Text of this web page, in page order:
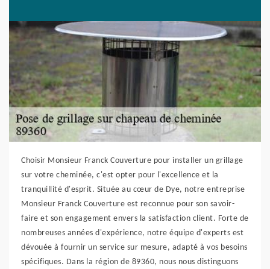
Choisir Monsieur Franck Couverture pour installer un grillage
sur votre cheminée, c'est opter pour l'excellence et la
tranquillité d'esprit. Située au cœur de Dye, notre entreprise
Monsieur Franck Couverture est reconnue pour son savoir-
faire et son engagement envers la satisfaction client. Forte de
nombreuses années d'expérience, notre équipe d'experts est
dévouée à fournir un service sur mesure, adapté à vos besoins
spécifiques. Dans la région de 89360, nous nous distinguons